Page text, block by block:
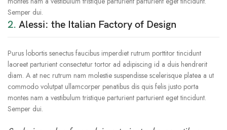
Semper dui.
2. Alessi: the Italian Factory of Design
Purus lobortis senectus faucibus imperdiet rutrum porttitor tincidunt
laoreet parturient consectetur tortor ad adipiscing id a duis hendrerit
diam. A at nec rutrum nam molestie suspendisse scelerisque platea a ut
commodo volutpat ullamcorper penatibus dis quis felis justo porta
montes nam a vestibulum tristique parturient parturient eget tincidunt.
Semper dui.